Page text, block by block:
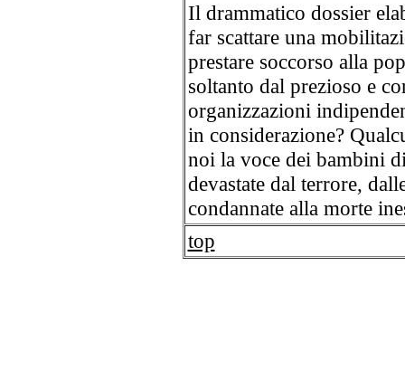
Il drammatico dossier
far scattare una
prestare soccorso alla
soltanto dal prezioso e
organizzazioni
in considerazione?
noi la voce dei bambini
devastate dal terrore,
condannate alla morte
top